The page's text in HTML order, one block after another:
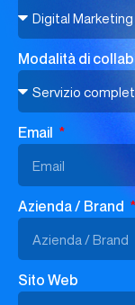
Modalità di
Email
Azienda / Brand
Sito Web